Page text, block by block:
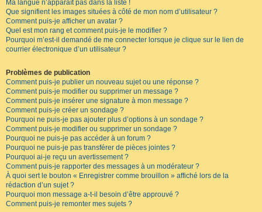
Ma langue n’apparaît pas dans la liste !
Que signifient les images situées à côté de mon nom d’utilisateur ?
Comment puis-je afficher un avatar ?
Quel est mon rang et comment puis-je le modifier ?
Pourquoi m’est-il demandé de me connecter lorsque je clique sur le lien de
courrier électronique d’un utilisateur ?
Problèmes de publication
Comment puis-je publier un nouveau sujet ou une réponse ?
Comment puis-je modifier ou supprimer un message ?
Comment puis-je insérer une signature à mon message ?
Comment puis-je créer un sondage ?
Pourquoi ne puis-je pas ajouter plus d’options à un sondage ?
Comment puis-je modifier ou supprimer un sondage ?
Pourquoi ne puis-je pas accéder à un forum ?
Pourquoi ne puis-je pas transférer de pièces jointes ?
Pourquoi ai-je reçu un avertissement ?
Comment puis-je rapporter des messages à un modérateur ?
À quoi sert le bouton « Enregistrer comme brouillon » affiché lors de la
rédaction d’un sujet ?
Pourquoi mon message a-t-il besoin d’être approuvé ?
Comment puis-je remonter mes sujets ?